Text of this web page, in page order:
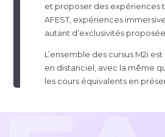
et proposer des expériences
AFEST, expériences
autant d’exclusivités
L’ensemble des cursus M2i
en distanciel, avec la même
les cours équivalents en